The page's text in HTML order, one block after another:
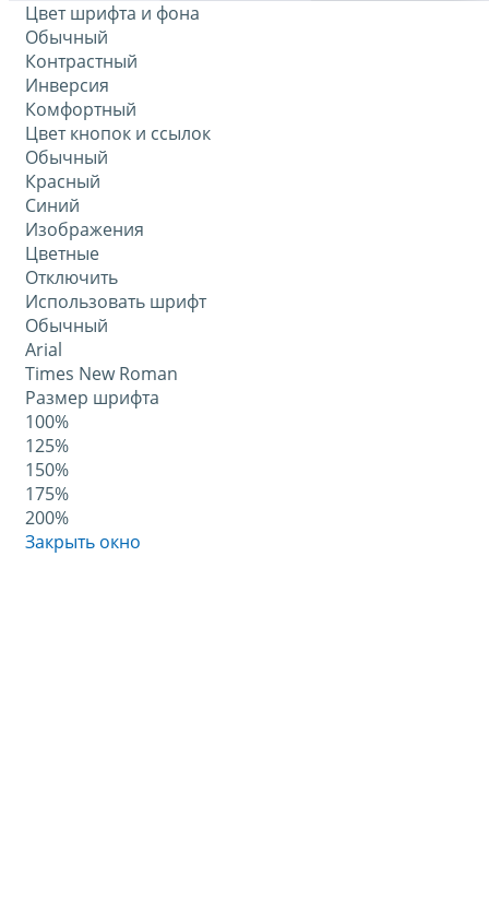
Цвет шрифта и фона
Обычный
Контрастный
Инверсия
Комфортный
Цвет кнопок и ссылок
Обычный
Красный
Синий
Изображения
Цветные
Отключить
Использовать шрифт
Обычный
Arial
Times New Roman
Размер шрифта
100%
125%
150%
175%
200%
Закрыть окно